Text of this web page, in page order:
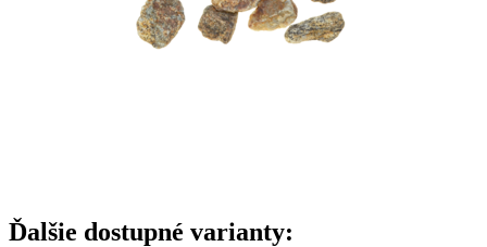
Ďalšie dostupné varianty: